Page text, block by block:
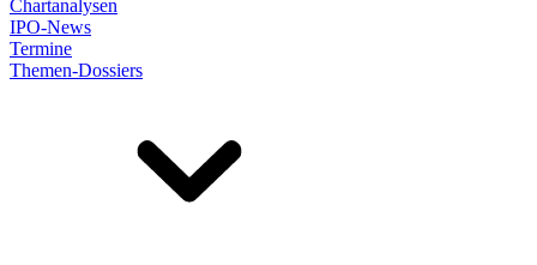
Chartanalysen
IPO-News
Termine
Themen-Dossiers